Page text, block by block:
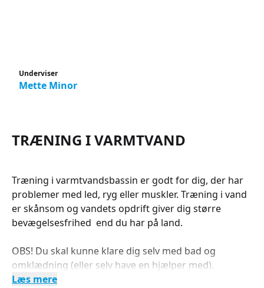
Underviser
Mette Minor
TRÆNING I VARMTVAND
Træning i varmtvandsbassin er godt for dig, der har
problemer med led, ryg eller muskler. Træning i vand
er skånsom og vandets opdrift giver dig større
bevægelsesfrihed end du har på land.
OBS! Du skal kunne klare dig selv med bad og
omklædning (eller selv have en hjælper med).
Læs mere